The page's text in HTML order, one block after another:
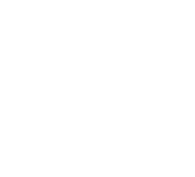
Możliwość
Jednostka opakowania
Numer SAP
Właściwości